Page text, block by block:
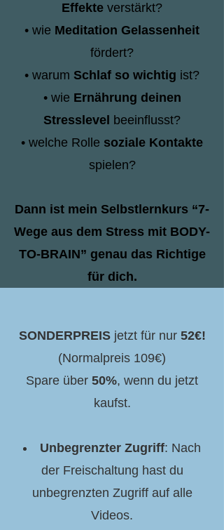
Effekte verstärkt?
• wie Meditation Gelassenheit
fördert?
• warum Schlaf so wichtig ist?
• wie Ernährung deinen
Stresslevel beeinflusst?
• welche Rolle soziale Kontakte
spielen?
Dann ist mein Selbstlernkurs “7-
Wege aus dem Stress mit BODY-
TO-BRAIN” genau das Richtige
für dich.
SONDERPREIS jetzt für nur52€!
(Normalpreis 109€)
Spare über 50%, wenn du jetzt
kaufst.
Unbegrenzter Zugriff: Nach
der Freischaltung hast du
unbegrenzten Zugriff auf alle
Videos.